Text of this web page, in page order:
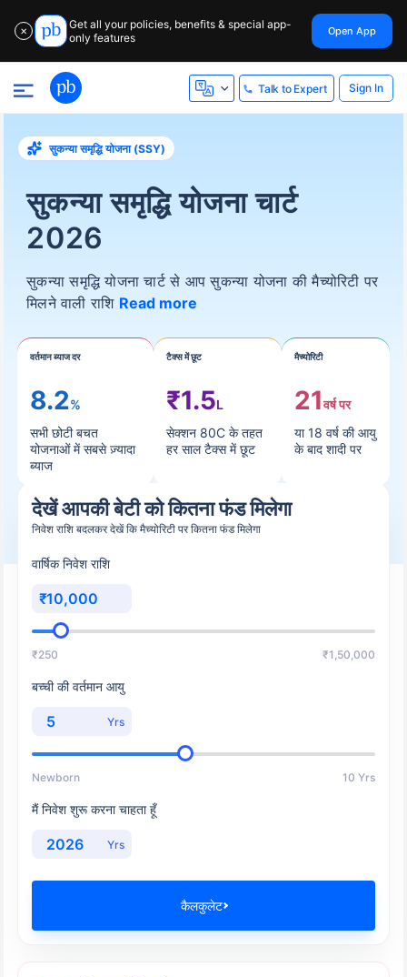
✕
Get all your policies, benefits & special app-
only features
Open App
Talk to Expert Sign In
सुकन्या समृद्धि योजना (SSY)
सुकन्या समृद्धि योजना चार्ट
2026
सुकन्या समृद्धि योजना चार्ट से आप सुकन्या योजना की मैच्योरिटी पर
मिलने वाली राशि Read more
वर्तमान ब्याज दर
8.2%
सभी छोटी बचत
योजनाओं में सबसे ज़्यादा
ब्याज
टैक्स में छूट
₹1.5L
सेक्शन 80C के तहत
हर साल टैक्स में छूट
मैच्योरिटी
21वर्ष पर
या 18 वर्ष की आयु
के बाद शादी पर
देखें आपकी बेटी को कितना फंड मिलेगा
निवेश राशि बदलकर देखें कि मैच्योरिटी पर कितना फंड मिलेगा
वार्षिक निवेश राशि
₹
₹250 ₹1,50,000
बच्ची की वर्तमान आयु
Yrs
Newborn 10 Yrs
मैं निवेश शुरू करना चाहता हूँ
Yrs
कैलकुलेट